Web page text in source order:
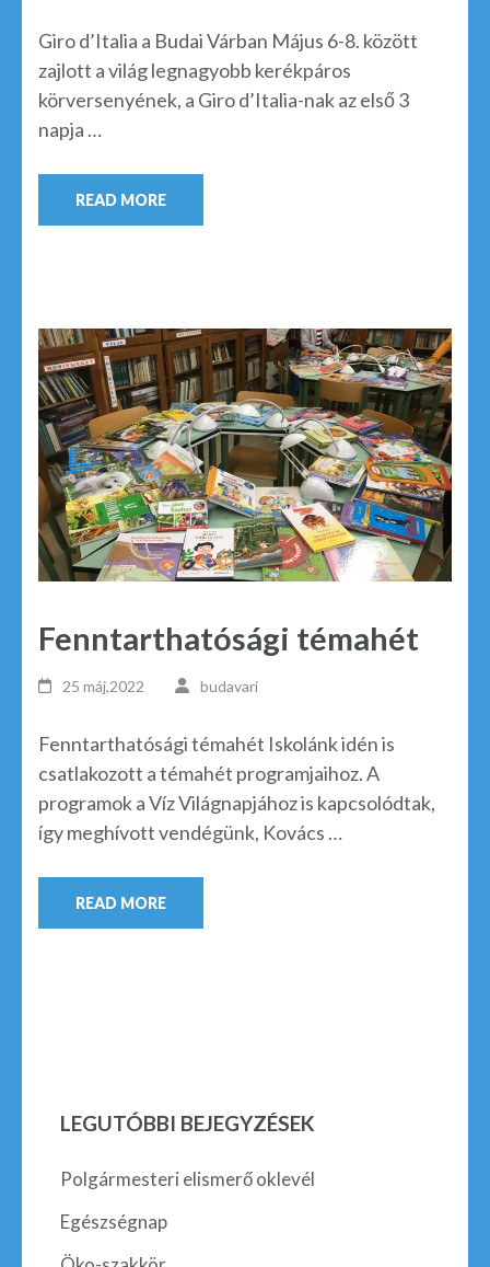
Giro d’Italia a Budai Várban Május 6-8. között
zajlott a világ legnagyobb kerékpáros
körversenyének, a Giro d’Italia-nak az első 3
napja …
READ MORE
Fenntarthatósági témahét
25 máj,2022 budavari
Fenntarthatósági témahét Iskolánk idén is
csatlakozott a témahét programjaihoz. A
programok a Víz Világnapjához is kapcsolódtak,
így meghívott vendégünk, Kovács …
READ MORE
LEGUTÓBBI BEJEGYZÉSEK
Polgármesteri elismerő oklevél
Egészségnap